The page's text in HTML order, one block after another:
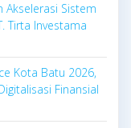
Akselerasi Sistem
Tirta Investama
Kota Batu 2026,
Finansial